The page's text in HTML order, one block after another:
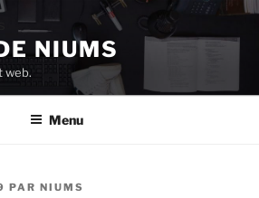
NIUMS
web.
Menu
PAR NIUMS